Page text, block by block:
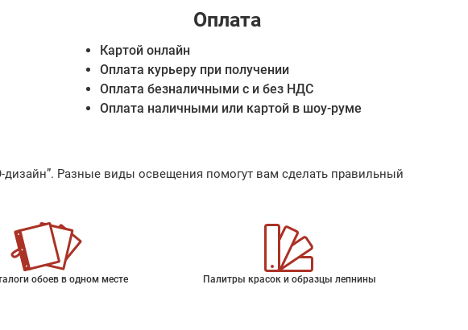
Оплата
Картой онлайн
Оплата курьеру при получении
Оплата безналичными с и без НДС
Оплата наличными или картой в шоу-руме
дизайн”. Разные виды освещения помогут вам сделать правильный
обоев в одном месте Палитры красок и образцы лепнины